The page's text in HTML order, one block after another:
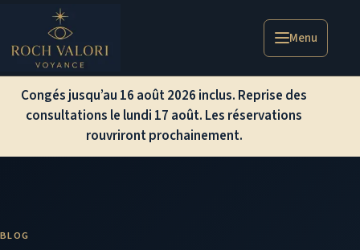
Menu
Congés jusqu’au 16 août 2026 inclus. Reprise des
consultations le lundi 17 août. Les réservations
rouvriront prochainement.
BLOG